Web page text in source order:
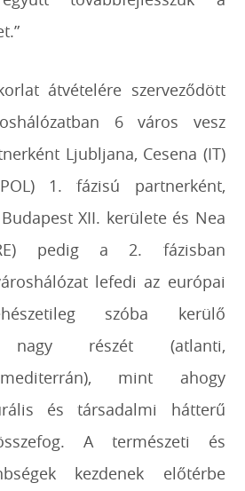
átvételére szerveződött
6 város vesz
Ljubljana, Cesena (IT)
1. fázisú partnerként,
XII. kerülete és Nea
pedig a 2. fázisban
lefedi az európai
szóba kerülő
nagy részét (atlanti,
mint ahogy
és társadalmi hátterű
A természeti és
kezdenek előtérbe